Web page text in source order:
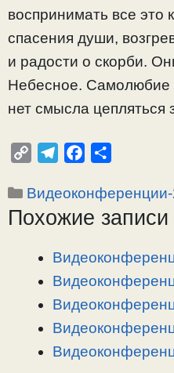
воспринимать все это
спасения души,
и радости о скорби.
Небесное. Самолюбие
нет смысла цепляться
p
y
l
e
r
a
c
e
o
п
р
в
Рубрики
Похожие записи